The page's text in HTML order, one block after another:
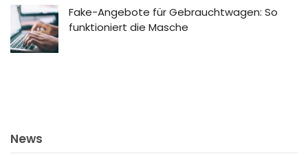
Fake-Angebote für Gebrauchtwagen: So
funktioniert die Masche
News